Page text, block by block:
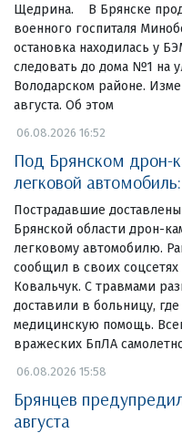
Щедрина. В Брянске
военного госпиталя
остановка находилась у
следовать до дома №1 на
Володарском районе.
августа. Об этом
06.08.2026 16:52
Под Брянском дрон-
легковой
Пострадавшие
Брянской области дрон-
легковому автомобилю.
сообщил в своих
Ковальчук. С травмами
доставили в больницу,
медицинскую помощь.
вражеских БпЛА
06.08.2026 15:58
Брянцев
августа